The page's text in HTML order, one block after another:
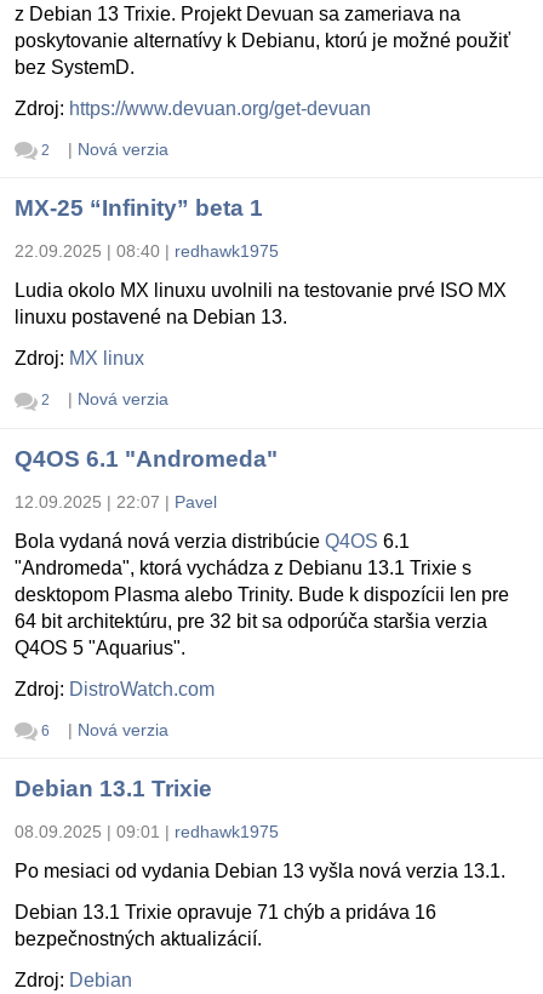
z Debian 13 Trixie. Projekt Devuan sa zameriava na
poskytovanie alternatívy k Debianu, ktorú je možné použiť
bez SystemD.
Zdroj: https://www.devuan.org/get-devuan
2 | Nová verzia
MX-25 “Infinity” beta 1
22.09.2025 | 08:40 | redhawk1975
Ludia okolo MX linuxu uvolnili na testovanie prvé ISO MX
linuxu postavené na Debian 13.
Zdroj: MX linux
2 | Nová verzia
Q4OS 6.1 "Andromeda"
12.09.2025 | 22:07 | Pavel
Bola vydaná nová verzia distribúcie Q4OS 6.1
"Andromeda", ktorá vychádza z Debianu 13.1 Trixie s
desktopom Plasma alebo Trinity. Bude k dispozícii len pre
64 bit architektúru, pre 32 bit sa odporúča staršia verzia
Q4OS 5 "Aquarius".
Zdroj: DistroWatch.com
6 | Nová verzia
Debian 13.1 Trixie
08.09.2025 | 09:01 | redhawk1975
Po mesiaci od vydania Debian 13 vyšla nová verzia 13.1.
Debian 13.1 Trixie opravuje 71 chýb a pridáva 16
bezpečnostných aktualizácií.
Zdroj: Debian